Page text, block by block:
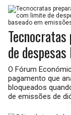
de
O Fórum
pagamento que
bloqueados
de emissões de